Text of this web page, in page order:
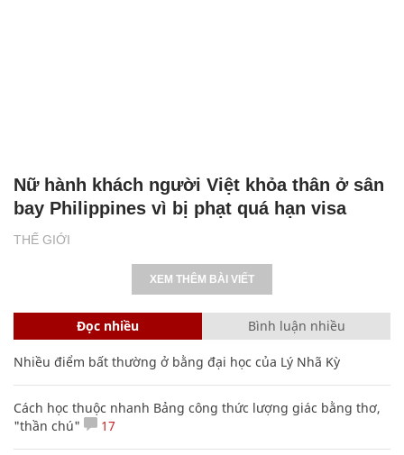
THẾ GIỚI
Nữ hành khách người Việt khỏa thân ở sân
bay Philippines vì bị phạt quá hạn visa
XEM THÊM BÀI VIẾT
Đọc nhiều Bình luận nhiều
Nhiều điểm bất thường ở bằng đại học của Lý Nhã Kỳ
Cách học thuộc nhanh Bảng công thức lượng giác bằng thơ,
"thần chú"
17